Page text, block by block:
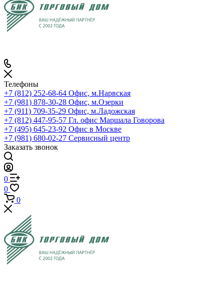
Телефоны
+7 (812) 252-68-64 Офис, м.Нарвская
+7 (981) 878-30-28 Офис, м.Озерки
+7 (911) 709-35-29 Офис, м.Ладожская
+7 (812) 447-95-57 Гл. офис Маршала Говорова
+7 (495) 645-23-92 Офис в Москве
+7 (981) 680-02-27 Сервисный центр
Заказать звонок
0
0
0